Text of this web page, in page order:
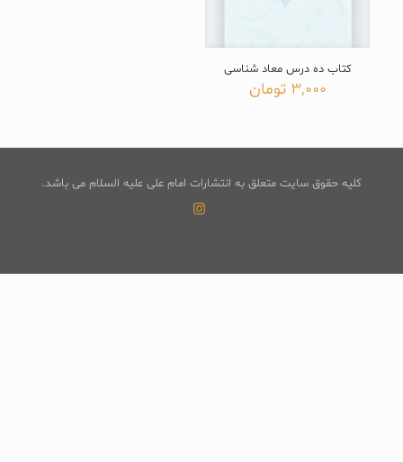
کتاب ده درس معاد شناسی
3,000 تومان
کلیه حقوق سایت متعلق به انتشارات امام علی علیه السلام می باشد.